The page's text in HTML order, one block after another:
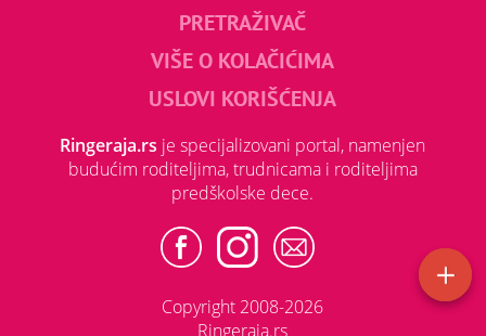
PRETRAŽIVAČ
VIŠE O KOLAČIĆIMA
USLOVI KORIŠĆENJA
Ringeraja.rs je specijalizovani portal, namenjen
budućim roditeljima, trudnicama i roditeljima
predškolske dece.
Copyright 2008-2026
Ringeraja.rs